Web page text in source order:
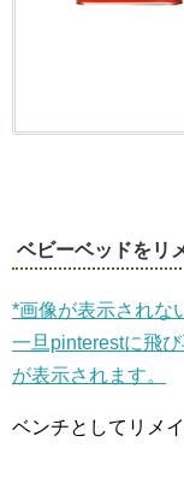
ベビーベッドをリ
*画像が表示されな
一旦pinterestに飛
が表示されます。
ベンチとしてリメイ